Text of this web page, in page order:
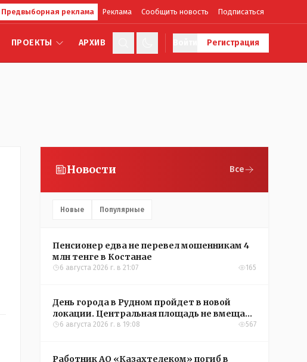
Предвыборная реклама Реклама Сообщить новость Подписаться
ПРОЕКТЫ АРХИВ Регистрация
Новости Все
Новые Популярные
Пенсионер едва не перевел мошенникам 4
млн тенге в Костанае
6 августа 2026 г. в 21:07 165
День города в Рудном пройдет в новой
локации. Центральная площадь не вмещает
всех желающих
6 августа 2026 г. в 19:08 567
Работник АО «Казахтелеком» погиб в